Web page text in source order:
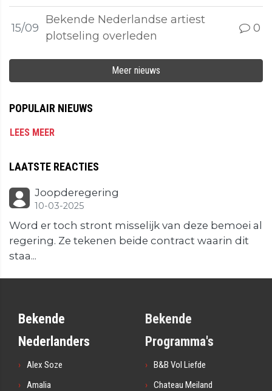
15/09
Bekende Nederlandse artiest
plotseling overleden
0
Meer nieuws
POPULAIR NIEUWS
LEES MEER
LAATSTE REACTIES
Joopderegering
10-03-2025
Word er toch stront misselijk van deze bemoei al
regering. Ze tekenen beide contract waarin dit
staa...
Bekende
Nederlanders
Alex Soze
Amalia
Bekende
Programma's
B&B Vol Liefde
Chateau Meiland